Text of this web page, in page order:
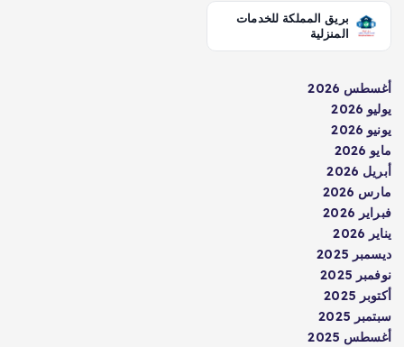
بريق المملكة للخدمات
المنزلية
أغسطس 2026
يوليو 2026
يونيو 2026
مايو 2026
أبريل 2026
مارس 2026
فبراير 2026
يناير 2026
ديسمبر 2025
نوفمبر 2025
أكتوبر 2025
سبتمبر 2025
أغسطس 2025